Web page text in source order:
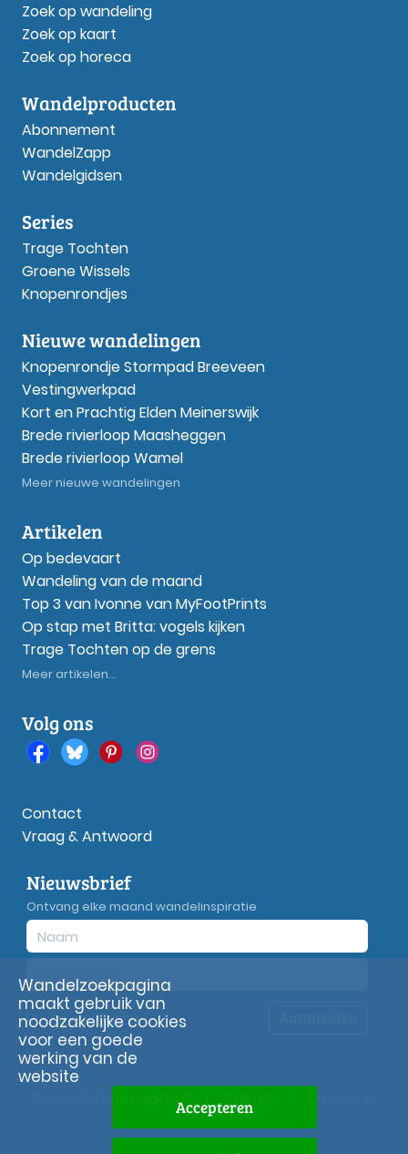
Zoek op wandeling
Zoek op kaart
Zoek op horeca
Wandelproducten
Abonnement
WandelZapp
Wandelgidsen
Series
Trage Tochten
Groene Wissels
Knopenrondjes
Nieuwe wandelingen
Knopenrondje Stormpad Breeveen
Vestingwerkpad
Kort en Prachtig Elden Meinerswijk
Brede rivierloop Maasheggen
Brede rivierloop Wamel
Meer nieuwe wandelingen
Artikelen
Op bedevaart
Wandeling van de maand
Top 3 van Ivonne van MyFootPrints
Op stap met Britta: vogels kijken
Trage Tochten op de grens
Meer artikelen...
Volg ons
Contact
Vraag & Antwoord
Nieuwsbrief
Ontvang elke maand wandelinspiratie
Privacyverklaring
© Wandelzoekpagina.nl
Wandelzoekpagina
maakt gebruik van
noodzakelijke cookies
voor een goede
werking van de
website
Accepteren